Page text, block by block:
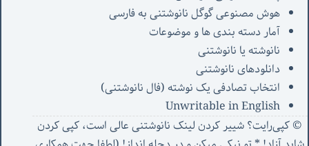
هوش مصنوعی گوگل نانوشتنی به فارسی
آمار دسته بندی ها و موضوعات
نانوشته یا نانوشتنی
دانلودهای نانوشتنی
انتخاب تصادفی یک نوشته (فال نانوشتنی)
Unwritable in English
© کپی‌رایت؟ شییر کردن لینک نانوشتنی عالی است، کپی کردن